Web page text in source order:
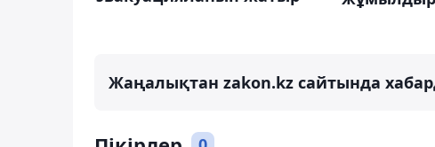
Жаңалықтан zakon.kz сайтында